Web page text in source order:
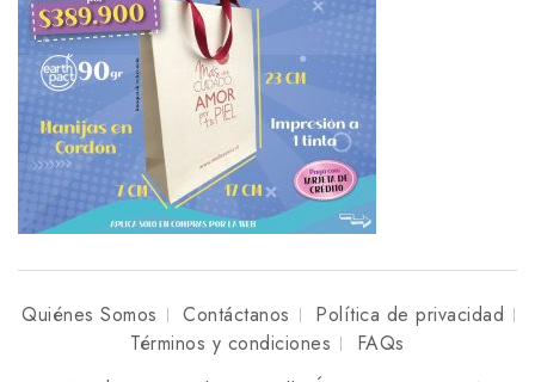
Quiénes Somos Contáctanos
Política de privacidad
Términos y condiciones
FAQs